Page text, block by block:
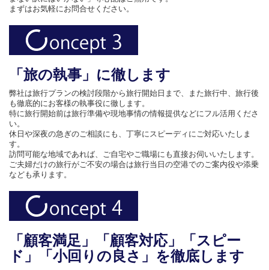
まずはお気軽にお問合せください。
「旅の執事」に徹します
弊社は旅行プランの検討段階から旅行開始日まで、また旅行中、旅行後
も徹底的にお客様の執事役に徹します。
特に旅行開始前は旅行準備や現地事情の情報提供などにフル活用くださ
い。
休日や深夜の急ぎのご相談にも、丁寧にスピーディにご対応いたしま
す。
訪問可能な地域であれば、ご自宅やご職場にも直接お伺いいたします。
ご夫婦だけの旅行がご不安の場合は旅行当日の空港でのご案内役や添乗
なども承ります。
「顧客満足」「顧客対応」「スピー
ド」「小回りの良さ」を徹底します